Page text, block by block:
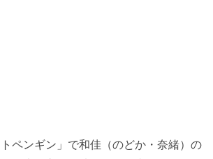
ペンギン」で和佳（のどか・奈緒）の